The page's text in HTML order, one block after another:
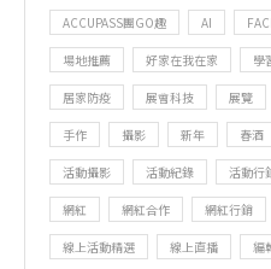
ACCUPASS團GO趣 AI
場地推薦 好家在我在家 學
居家防疫 展會科技 展覽
手作 攝影 新年 春酒
活動攝影 活動紀錄 活動行
網紅 網紅合作 網紅行銷
線上活動精選 線上直播 編